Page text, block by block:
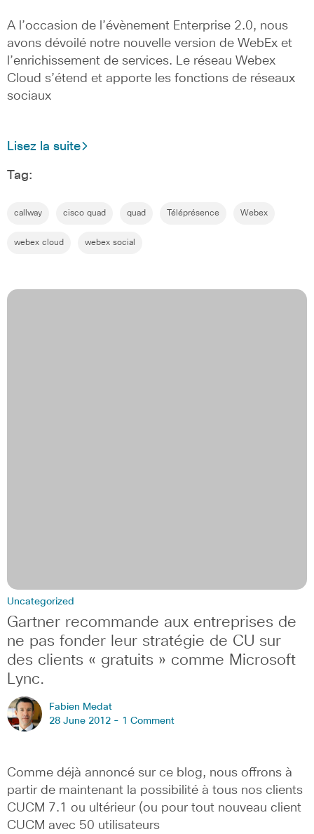
A l’occasion de l’évènement Enterprise 2.0, nous
avons dévoilé notre nouvelle version de WebEx et
l’enrichissement de services. Le réseau Webex
Cloud s’étend et apporte les fonctions de réseaux
sociaux
Lisez la suite
Tag:
callway cisco quad quad Téléprésence Webex
webex cloud webex social
Uncategorized
Gartner recommande aux entreprises de
ne pas fonder leur stratégie de CU sur
des clients « gratuits » comme Microsoft
Lync.
Fabien Medat
28 June 2012 - 1 Comment
Comme déjà annoncé sur ce blog, nous offrons à
partir de maintenant la possibilité à tous nos clients
CUCM 7.1 ou ultérieur (ou pour tout nouveau client
CUCM avec 50 utilisateurs